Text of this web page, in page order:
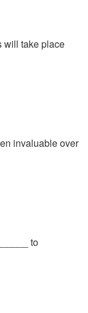
will take place
invaluable over
to